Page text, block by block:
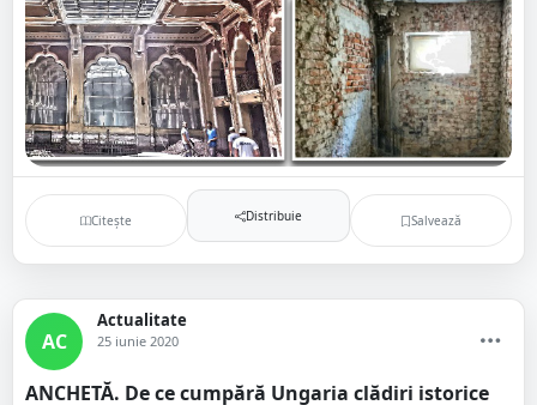
Citește Distribuie Salvează
AC
Actualitate
25 iunie 2020
ANCHETĂ. De ce cumpără Ungaria clădiri istorice